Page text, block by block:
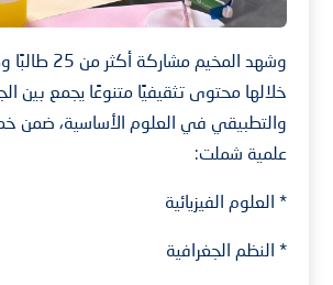
وشهد المخيم
خلالها محتوى تثقيفيًا متنوعًا يجمع بين
والتطبيقي في العلوم الأساسية، ضمن
علمية شملت:
* العلوم الفيزيائية
* النظم الجغرافية